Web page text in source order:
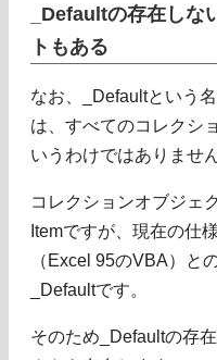
_Defaultの存在しな
トもある
なお、_Defaultという
は、すべてのコレクシ
いうわけではありません
コレクションオブジェ
Itemですが、現在の仕
（Excel 95のVBA）と
_Defaultです。
そのため_Defaultの存